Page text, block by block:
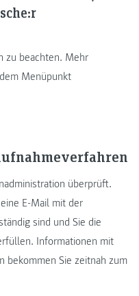
zu beachten. Mehr
Menüpunkt
überprüft.
E-Mail mit der
sind und Sie die
Informationen mit
bekommen Sie zeitnah zum